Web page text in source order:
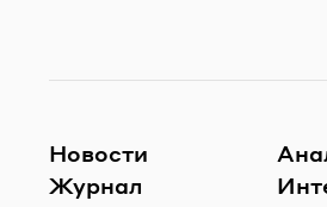
Новости
Журнал